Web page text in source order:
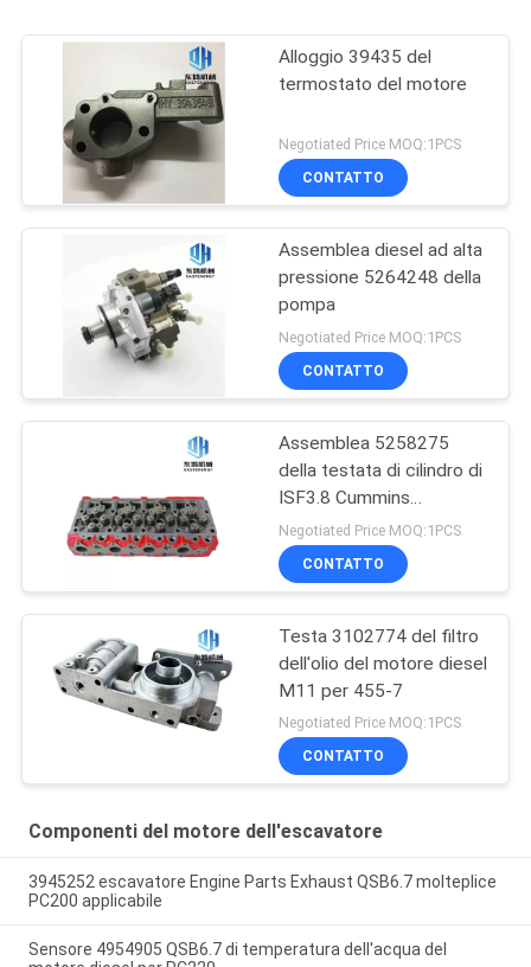
Alloggio 39435 del
termostato del motore
Negotiated Price MOQ:1PCS
CONTATTO
Assemblea diesel ad alta
pressione 5264248 della
pompa
Negotiated Price MOQ:1PCS
CONTATTO
Assemblea 5258275
della testata di cilindro di
ISF3.8 Cummins
5258276
Negotiated Price MOQ:1PCS
CONTATTO
Testa 3102774 del filtro
dell'olio del motore diesel
M11 per 455-7
Negotiated Price MOQ:1PCS
CONTATTO
Componenti del motore dell'escavatore
3945252 escavatore Engine Parts Exhaust QSB6.7 molteplice
PC200 applicabile
Sensore 4954905 QSB6.7 di temperatura dell'acqua del